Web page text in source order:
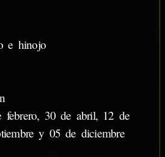
e hinojo
febrero, 30 de abril, 12 de
y 05 de diciembre